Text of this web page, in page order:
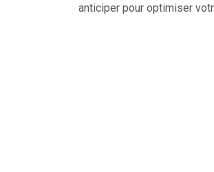
anticiper pour optimiser